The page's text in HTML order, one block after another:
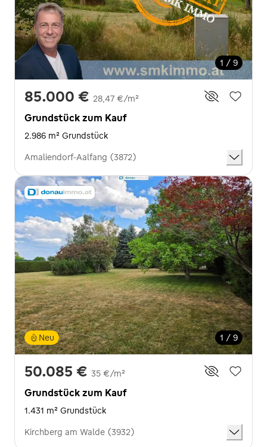
1 / 9
85.000 € 28,47 €/m²
Grundstück zum Kauf
2.986 m² Grundstück
Amaliendorf-Aalfang (3872)
1 / 9
Neu
50.085 € 35 €/m²
Grundstück zum Kauf
1.431 m² Grundstück
Kirchberg am Walde (3932)